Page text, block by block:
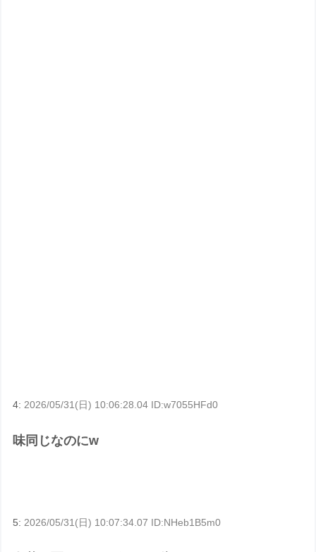
4: 2026/05/31(日) 10:06:28.04 ID:w7055HFd0
味同じなのにw
5: 2026/05/31(日) 10:07:34.07 ID:NHeb1B5m0